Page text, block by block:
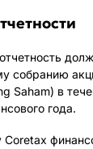
собранию
Saham) в
года.